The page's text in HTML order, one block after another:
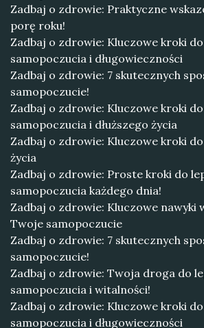
Zadbaj o zdrowie: Praktyczne
porę roku!
Zadbaj o zdrowie: Kluczowe kroki
samopoczucia i długowieczności
Zadbaj o zdrowie: 7 skutecznych
samopoczucie!
Zadbaj o zdrowie: Kluczowe kroki
samopoczucia i dłuższego życia
Zadbaj o zdrowie: Kluczowe kroki
życia
Zadbaj o zdrowie: Proste kroki do
samopoczucia każdego dnia!
Zadbaj o zdrowie: Kluczowe nawyki
Twoje samopoczucie
Zadbaj o zdrowie: 7 skutecznych
samopoczucie!
Zadbaj o zdrowie: Twoja droga do
samopoczucia i witalności!
Zadbaj o zdrowie: Kluczowe kroki
samopoczucia i długowieczności